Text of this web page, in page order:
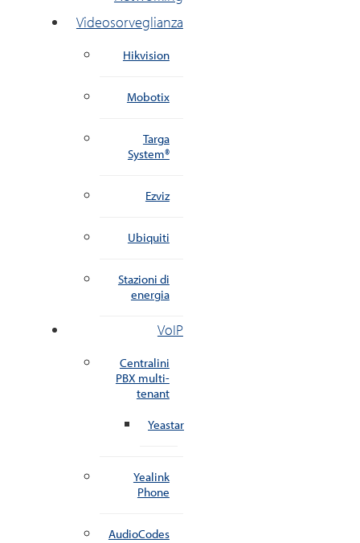
Videosorveglianza
Hikvision
Mobotix
Targa
System®
Ezviz
Ubiquiti
Stazioni di
energia
VoIP
Centralini
PBX multi-
tenant
Yeastar
Yealink
Phone
AudioCodes